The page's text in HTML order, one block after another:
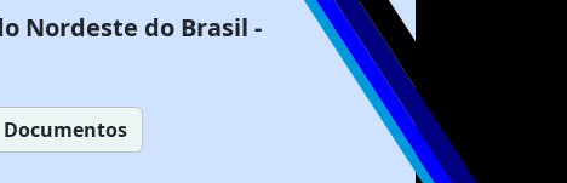
Nordeste do Brasil -
Documentos